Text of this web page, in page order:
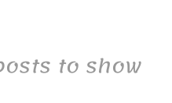
to show